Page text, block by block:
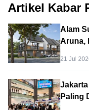
Artikel Kabar
Alam
Aruna,
21 Jul
Paling